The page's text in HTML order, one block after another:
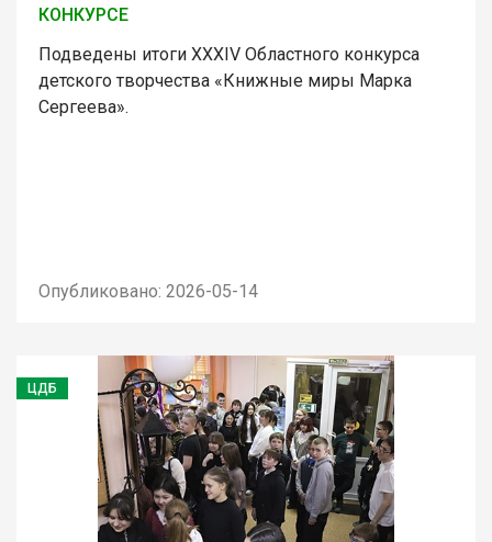
КОНКУРСЕ
Подведены итоги XXXIV Областного конкурса
детского творчества «Книжные миры Марка
Сергеева».
Опубликовано: 2026-05-14
ЦДБ